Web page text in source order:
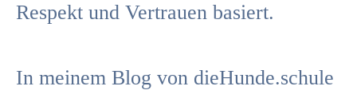
Respekt und Vertrauen basiert.
In meinem Blog von dieHunde.schule